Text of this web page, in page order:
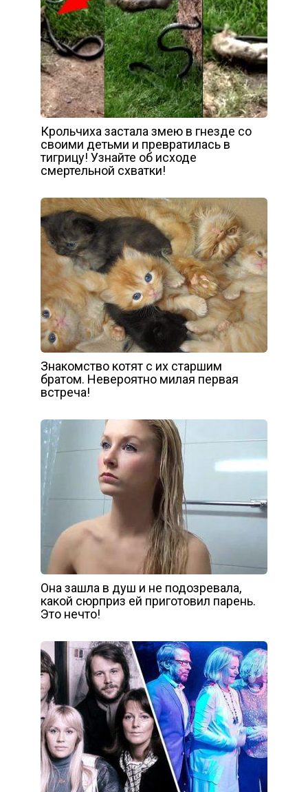
Крольчиха застала змею в гнезде со
своими детьми и превратилась в
тигрицу! Узнайте об исходе
смертельной схватки!
Знакомство котят с их старшим
братом. Невероятно милая первая
встреча!
Она зашла в душ и не подозревала,
какой сюрприз ей приготовил парень.
Это нечто!